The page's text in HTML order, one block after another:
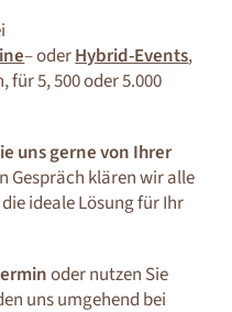
– oderHybrid-Events,
5, 500 oder 5.000
uns gerne von Ihrer
Gespräch klären wir alle
ideale Lösung für Ihr
oder nutzen Sie
uns umgehend bei